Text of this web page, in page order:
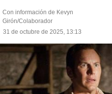
Con información de Kevyn
Girón/Colaborador
31 de octubre de 2025, 13:13